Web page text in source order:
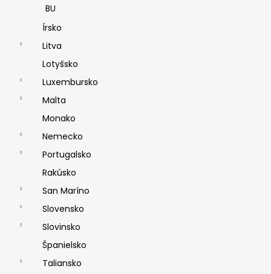
BU
Írsko
Litva
Lotyšsko
Luxembursko
Malta
Monako
Nemecko
Portugalsko
Rakúsko
San Maríno
Slovensko
Slovinsko
Španielsko
Taliansko